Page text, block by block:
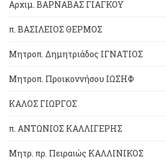
Αρχιμ. ΒΑΡΝΑΒΑΣ ΓΙΑΓΚΟΥ
π. ΒΑΣΙΛΕΙΟΣ ΘΕΡΜΟΣ
Μητροπ. Δημητριάδος ΙΓΝΑΤΙΟΣ
Μητροπ. Προικοννήσου ΙΩΣΗΦ
ΚΑΛΟΣ ΓΙΩΡΓΟΣ
π. ΑΝΤΩΝΙΟΣ ΚΑΛΛΙΓΕΡΗΣ
Μητρ. πρ. Πειραιώς ΚΑΛΛΙΝΙΚΟΣ